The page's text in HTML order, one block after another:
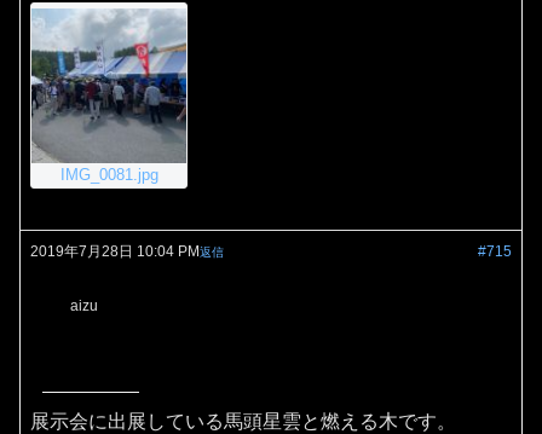
IMG_0081.jpg
2019年7月28日 10:04 PM #715
返信
aizu
展示会に出展している馬頭星雲と燃える木です。